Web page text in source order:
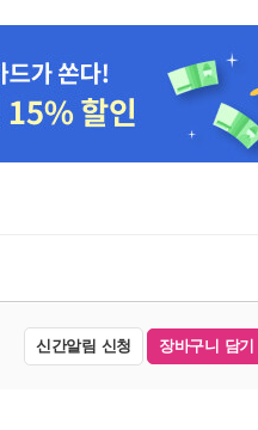
신간알림 신청 장바구니 담기